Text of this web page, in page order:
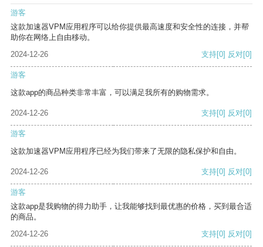
游客
这款加速器VPM应用程序可以给你提供最高速度和安全性的连接，并帮
助你在网络上自由移动。
2024-12-26
支持[0] 反对[0]
游客
这款app的商品种类非常丰富，可以满足我所有的购物需求。
2024-12-26 支持[0] 反对[0]
游客
这款加速器VPM应用程序已经为我们带来了无限的隐私保护和自由。
2024-12-26 支持[0] 反对[0]
游客
这款app是我购物的得力助手，让我能够找到最优惠的价格，买到最合适
的商品。
2024-12-26
支持[0] 反对[0]